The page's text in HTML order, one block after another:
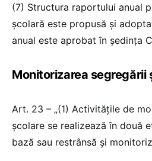
(7) Structura raportului anual
școlară este propusă și
anual este aprobat în ședința
Monitorizarea segregării
Art. 23 – „(1) Activitățile de
școlare se realizează în două
bază sau restrânsă și